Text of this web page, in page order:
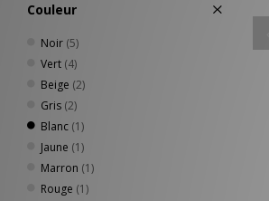
Couleur
Noir (5)
Vert (4)
Beige (2)
Gris (2)
Blanc (1)
Jaune (1)
Marron (1)
Rouge (1)